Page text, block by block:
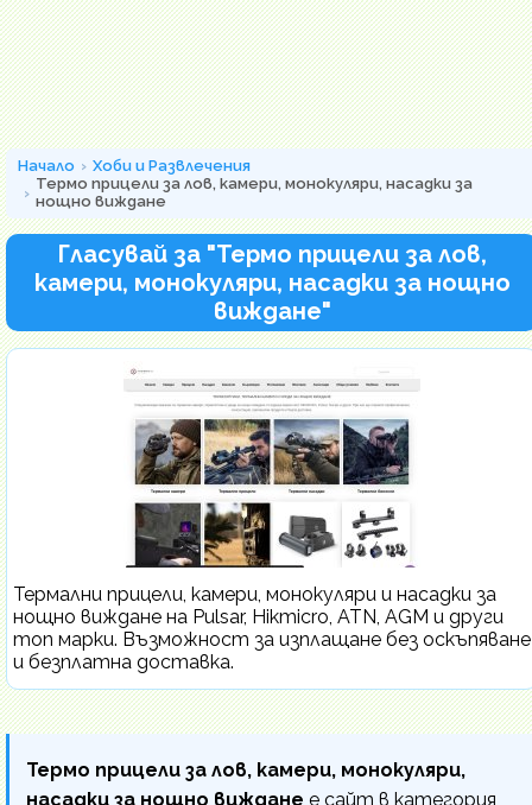
Начало
Хоби и Развлечения
Термо прицели за лов, камери, монокуляри, насадки за
нощно виждане
Гласувай за "Термо прицели за лов,
камери, монокуляри, насадки за нощно
виждане"
Термални прицели, камери, монокуляри и насадки за
нощно виждане на Pulsar, Hikmicro, ATN, AGM и други
топ марки. Възможност за изплащане без оскъпяване
и безплатна доставка.
Термо прицели за лов, камери, монокуляри,
насадки за нощно виждане е сайт в категория